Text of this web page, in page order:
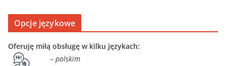
Opcje językowe
Oferuję miłą obsługę w kilku językach:
– polskim